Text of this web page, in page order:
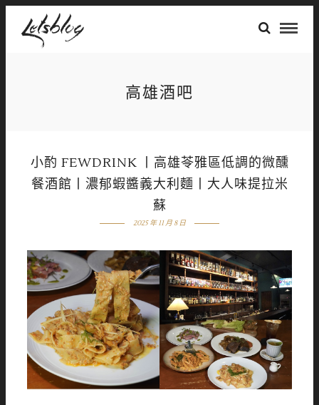
高雄酒吧
小酌 FEWDRINK 丨高雄苓雅區低調的微醺
餐酒館丨濃郁蝦醬義大利麵丨大人味提拉米
蘇
2025 年 11 月 8 日